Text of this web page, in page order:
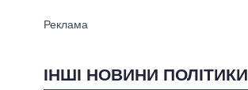
ІНШІ НОВИНИ ПОЛІТИКИ